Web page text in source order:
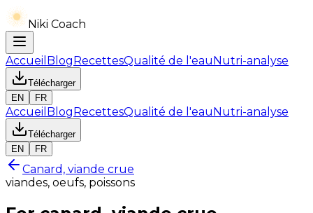
Niki Coach
Accueil BlogRecettesQualité de l'eauNutri-analyse
Télécharger
EN
FR
Accueil BlogRecettesQualité de l'eauNutri-analyse
Télécharger
EN
FR
Canard, viande crue
viandes, oeufs, poissons